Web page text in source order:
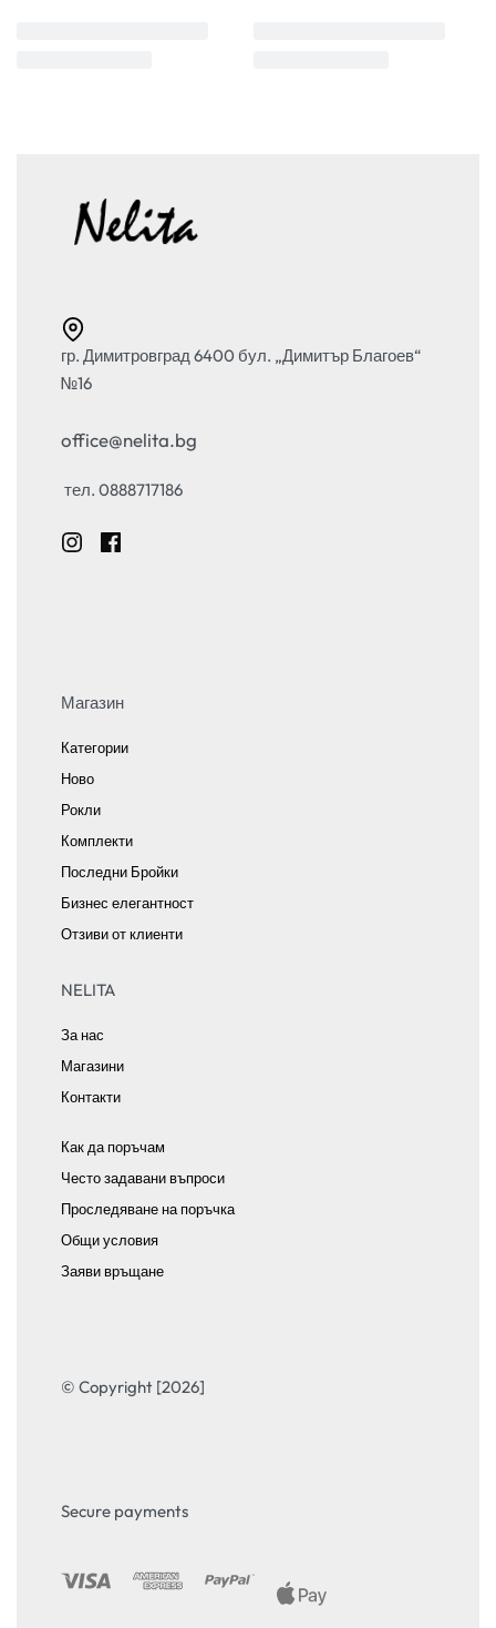
гр. Димитровград 6400 бул. „Димитър Благоев“
№16
office@nelita.bg
тел. 0888717186
Магазин
Категории
Ново
Рокли
Комплекти
Последни Бройки
Бизнес елегантност
Отзиви от клиенти
NELITA
За нас
Магазини
Контакти
Как да поръчам
Често задавани въпроси
Проследяване на поръчка
Общи условия
Заяви връщане
© Copyright [2026]
Secure payments